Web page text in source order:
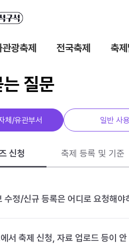
광축제 전국축제 축
질문
체/유관부서 일반 사
신청 축제 등록 및 기준
수정/신규 등록은 어디로 요청해야
서 축제 신청, 자료 업로드 등이